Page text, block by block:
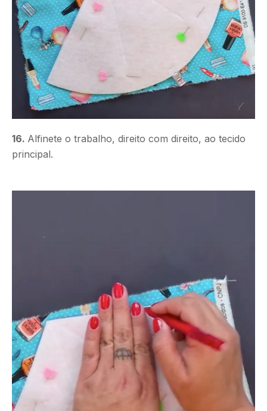
16. Alfinete o trabalho, direito com direito, ao tecido
principal.